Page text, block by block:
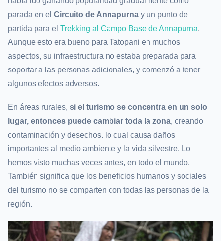
parada en el Circuito de Annapurna y un punto de
partida para el Trekking al Campo Base de Annapurna.
Aunque esto era bueno para Tatopani en muchos
aspectos, su infraestructura no estaba preparada para
soportar a las personas adicionales, y comenzó a tener
algunos efectos adversos.
En áreas rurales, si el turismo se concentra en un solo
lugar, entonces puede cambiar toda la zona, creando
contaminación y desechos, lo cual causa daños
importantes al medio ambiente y la vida silvestre. Lo
hemos visto muchas veces antes, en todo el mundo.
También significa que los beneficios humanos y sociales
del turismo no se comparten con todas las personas de la
región.